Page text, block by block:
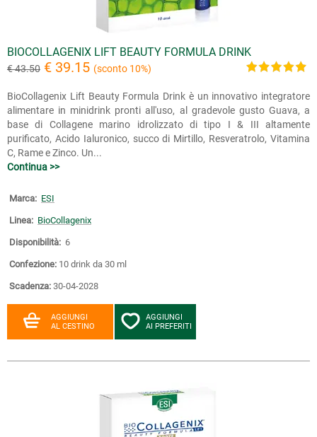
BIOCOLLAGENIX LIFT BEAUTY FORMULA DRINK
€ 43.50 € 39.15 (sconto 10%)
BioCollagenix Lift Beauty Formula Drink è un innovativo integratore
alimentare in minidrink pronti all'uso, al gradevole gusto Guava, a
base di Collagene marino idrolizzato di tipo I & III altamente
purificato, Acido Ialuronico, succo di Mirtillo, Resveratrolo, Vitamina
C, Rame e Zinco. Un...
Continua >>
Marca: ESI
Linea: BioCollagenix
Disponibilità: 6
Confezione: 10 drink da 30 ml
Scadenza: 30-04-2028
AGGIUNGI
AL CESTINO
AGGIUNGI
AI PREFERITI